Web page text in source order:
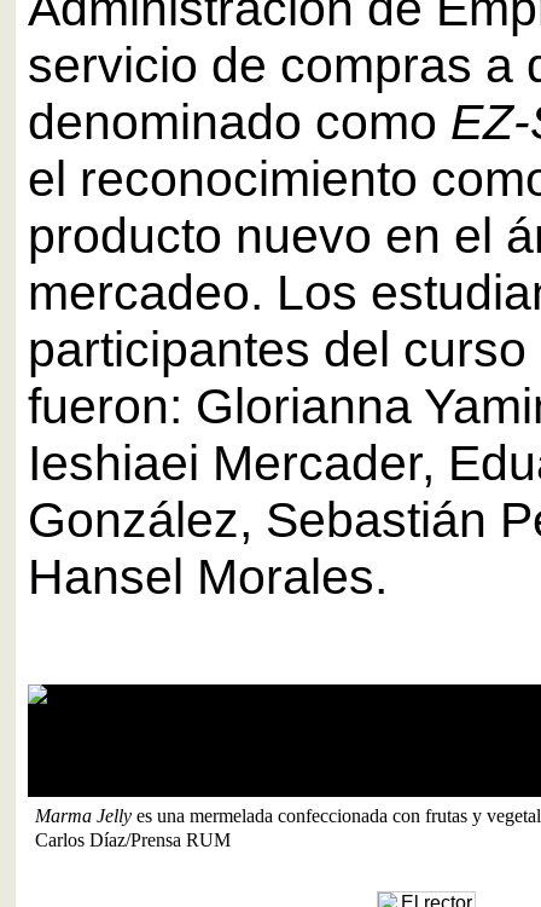
servicio de compras a
denominado como
el reconocimiento
producto nuevo en el
mercadeo. Los
participantes del
fueron: Glorianna
Ieshiaei Mercader,
González, Sebastián
Hansel Morales.
Una variedad de postres, comidas y bebidas fueron
subgraduado.